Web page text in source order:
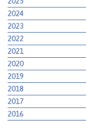
2024
2023
2022
2021
2020
2019
2018
2017
2016